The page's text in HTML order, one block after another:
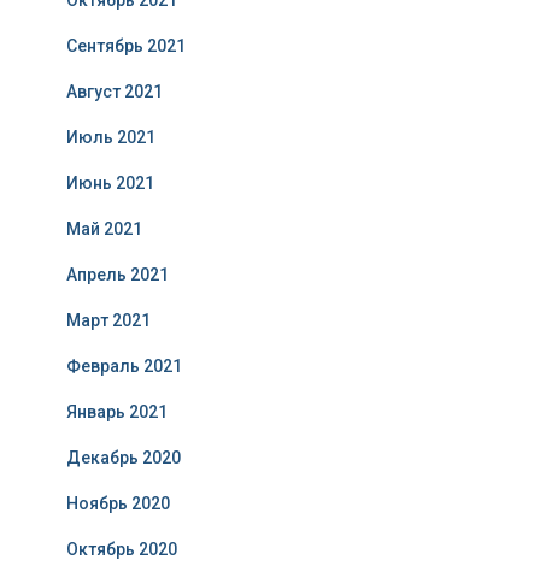
Сентябрь 2021
Август 2021
Июль 2021
Июнь 2021
Май 2021
Апрель 2021
Март 2021
Февраль 2021
Январь 2021
Декабрь 2020
Ноябрь 2020
Октябрь 2020